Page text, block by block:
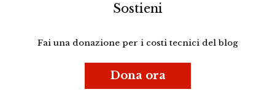
Sostieni
Fai una donazione per i costi tecnici del blog
Dona ora